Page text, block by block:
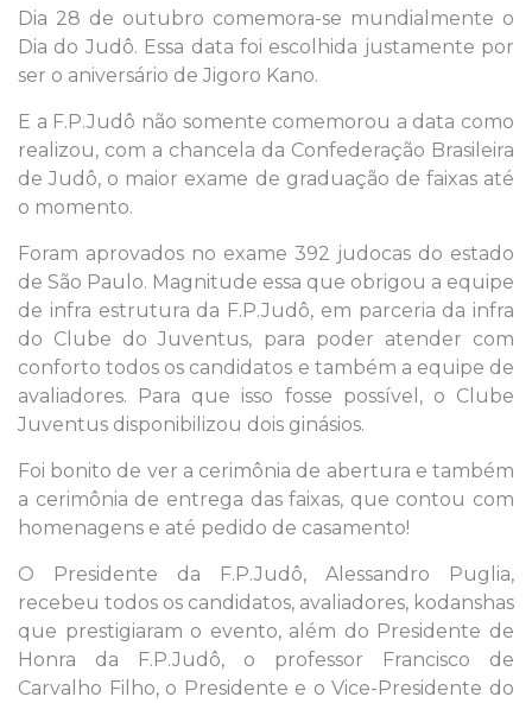
Dia 28 de outubro comemora-se mundialmente o
Dia do Judô. Essa data foi escolhida justamente por
ser o aniversário de Jigoro Kano.
E a F.P.Judô não somente comemorou a data como
realizou, com a chancela da Confederação Brasileira
de Judô, o maior exame de graduação de faixas até
o momento.
Foram aprovados no exame 392 judocas do estado
de São Paulo. Magnitude essa que obrigou a equipe
de infra estrutura da F.P.Judô, em parceria da infra
do Clube do Juventus, para poder atender com
conforto todos os candidatos e também a equipe de
avaliadores. Para que isso fosse possível, o Clube
Juventus disponibilizou dois ginásios.
Foi bonito de ver a cerimônia de abertura e também
a cerimônia de entrega das faixas, que contou com
homenagens e até pedido de casamento!
O Presidente da F.P.Judô, Alessandro Puglia,
recebeu todos os candidatos, avaliadores, kodanshas
que prestigiaram o evento, além do Presidente de
Honra da F.P.Judô, o professor Francisco de
Carvalho Filho, o Presidente e o Vice-Presidente do